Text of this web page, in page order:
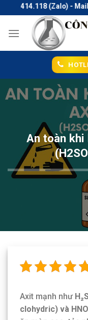
to
content
(Zalo) - Mail:
An toàn khi
Axit mạnh như
clohydric) và